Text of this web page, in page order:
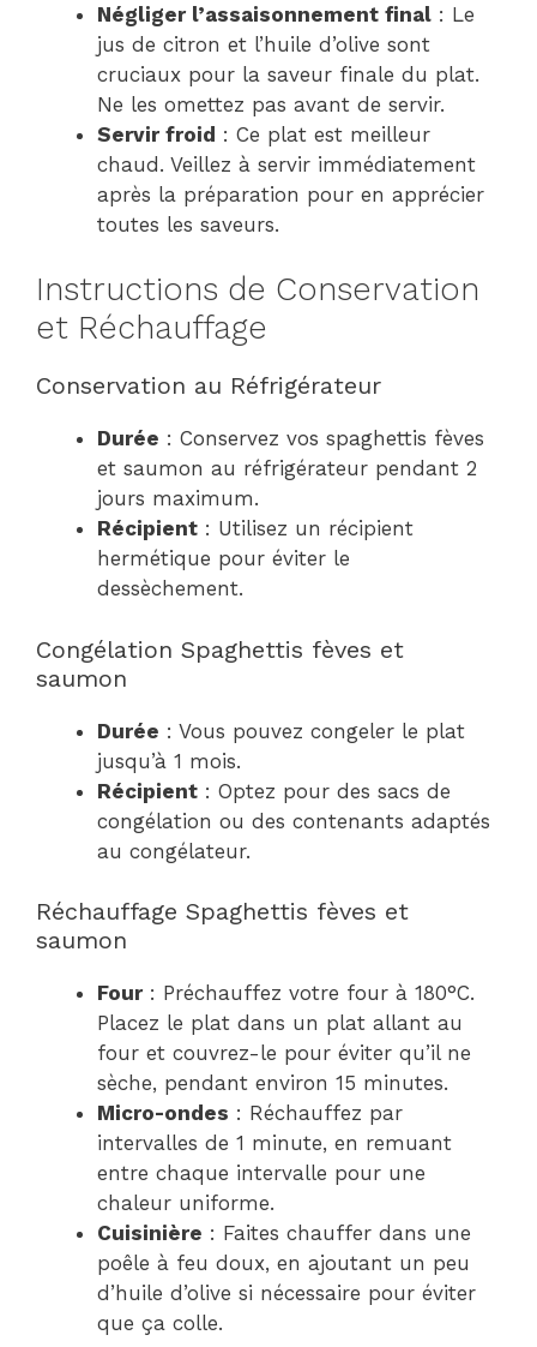
Négliger l’assaisonnement final : Le
jus de citron et l’huile d’olive sont
cruciaux pour la saveur finale du plat.
Ne les omettez pas avant de servir.
Servir froid : Ce plat est meilleur
chaud. Veillez à servir immédiatement
après la préparation pour en apprécier
toutes les saveurs.
Instructions de Conservation
et Réchauffage
Conservation au Réfrigérateur
Durée : Conservez vos spaghettis fèves
et saumon au réfrigérateur pendant 2
jours maximum.
Récipient : Utilisez un récipient
hermétique pour éviter le
dessèchement.
Congélation Spaghettis fèves et
saumon
Durée : Vous pouvez congeler le plat
jusqu’à 1 mois.
Récipient : Optez pour des sacs de
congélation ou des contenants adaptés
au congélateur.
Réchauffage Spaghettis fèves et
saumon
Four: Préchauffez votre four à 180°C.
Placez le plat dans un plat allant au
four et couvrez-le pour éviter qu’il ne
sèche, pendant environ 15 minutes.
Micro-ondes : Réchauffez par
intervalles de 1 minute, en remuant
entre chaque intervalle pour une
chaleur uniforme.
Cuisinière : Faites chauffer dans une
poêle à feu doux, en ajoutant un peu
d’huile d’olive si nécessaire pour éviter
que ça colle.